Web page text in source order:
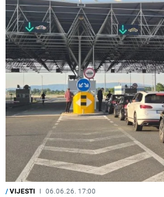
/VIJESTI I 06.06.26. 17:00